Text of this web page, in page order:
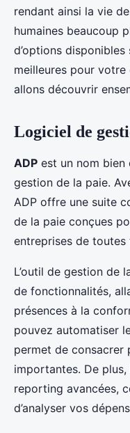
rendant ainsi la vie
humaines beaucoup
d’options
meilleures pour votre
allons découvrir
Logiciel de
ADP est un nom bien
gestion de la paie.
ADP offre une suite
de la paie conçues
entreprises de toutes
L’outil de gestion de
de fonctionnalités,
présences à la
pouvez automatiser
permet de consacrer
importantes. De
reporting avancées,
d’analyser vos